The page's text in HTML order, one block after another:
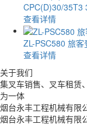
CPC(D)30/35T3
查看详情
ZL-PSC580 旅
查看详情
关于我们
集叉车销售、叉车租赁
为一体
烟台永丰工程机械有限
烟台永丰工程机械有限